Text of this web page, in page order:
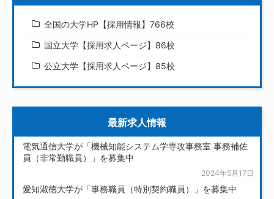
全国の大学HP【採用情報】766校
国立大学【採用求人ページ】86校
公立大学【採用求人ページ】85校
最新求人情報
電気通信大学が「機械知能システム学専攻事務室 事務補佐
員（非常勤職員）」を募集中
2024年5月17日
愛知淑徳大学が「事務職員（特別契約職員）」を募集中